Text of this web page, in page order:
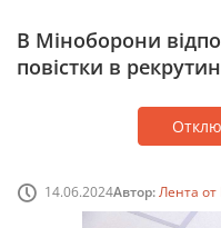
В Міноборони
повістки в
14.06.2024Автор:Лента от